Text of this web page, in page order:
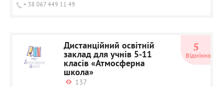
+ 38 067 449 11 49
Дистанційний освітній
заклад для учнів 5-11
класів «Атмосферна
школа»
137
5
Відмінно